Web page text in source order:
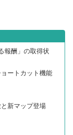
報酬」の取得状
ートカット機能
新マップ登場